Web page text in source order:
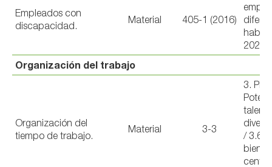
Empleados con
discapacidad.
Material 405-1 (2016)
2023,
Organización del trabajo
Organización del
tiempo de trabajo.
Material 3-3
3.
/ 3.6